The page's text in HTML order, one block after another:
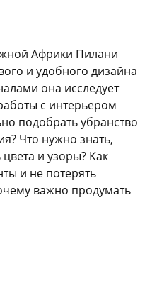
Африки Пилани
и удобного дизайна
она исследует
с интерьером
подобрать убранство
Что нужно знать,
и узоры? Как
и не потерять
важно продумать